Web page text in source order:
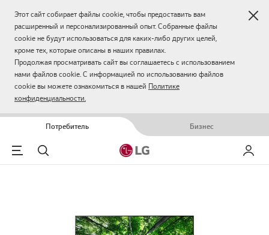
Этот сайт собирает файлы cookie, чтобы предоставить вам
расширенный и персонализированный опыт. Собранные файлы
cookie не будут использоваться для каких-либо других целей,
кроме тех, которые описаны в наших правилах.
Продолжая просматривать сайт вы соглашаетесь с использованием
нами файлов cookie. С информацией по использованию файлов
cookie вы можете ознакомиться в нашей Политике
конфиденциальности.
Потребитель Бизнес
Menu
Поиск Мой LG